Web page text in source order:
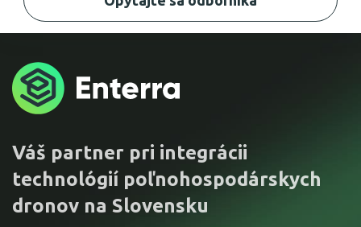
Váš partner pri integrácii
technológií poľnohospodárskych
dronov na Slovensku